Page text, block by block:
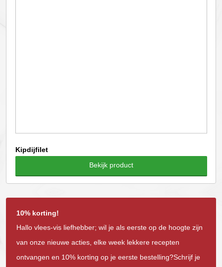
Kipdijfilet
Bekijk product
10% korting!
Hallo vlees-vis liefhebber; wil je als eerste op de hoogte zijn
van onze nieuwe acties, elke week lekkere recepten
ontvangen en 10% korting op je eerste bestelling?Schrijf je